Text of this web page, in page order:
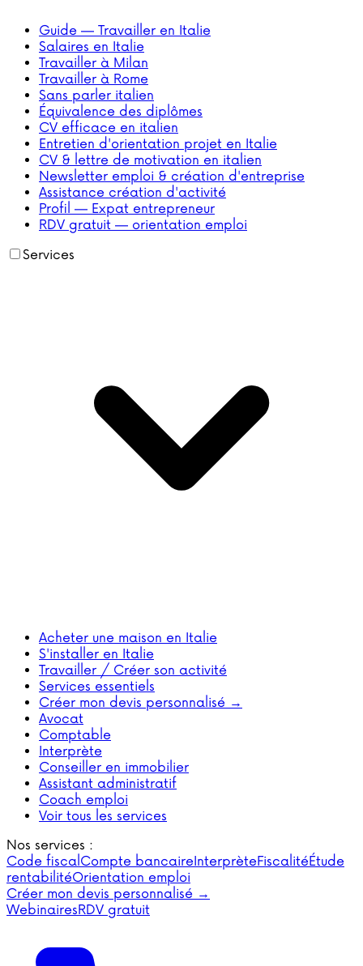
Guide — Travailler en Italie
Salaires en Italie
Travailler à Milan
Travailler à Rome
Sans parler italien
Équivalence des diplômes
CV efficace en italien
Entretien d'orientation projet en Italie
CV & lettre de motivation en italien
Newsletter emploi & création d'entreprise
Assistance création d'activité
Profil — Expat entrepreneur
RDV gratuit — orientation emploi
Services
Acheter une maison en Italie
S'installer en Italie
Travailler / Créer son activité
Services essentiels
Créer mon devis personnalisé →
Avocat
Comptable
Interprète
Conseiller en immobilier
Assistant administratif
Coach emploi
Voir tous les services
Nos services :
Code fiscalCompte bancaireInterprèteFiscalitéÉtude
rentabilitéOrientation emploi
Créer mon devis personnalisé →
WebinairesRDV gratuit